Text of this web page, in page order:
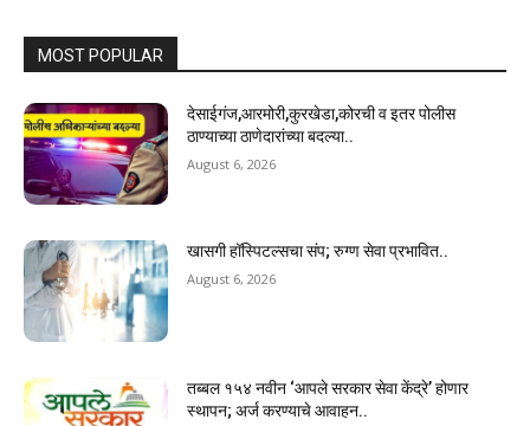
MOST POPULAR
देसाईगंज,आरमोरी,कुरखेडा,कोरची व इतर पोलीस
ठाण्याच्या ठाणेदारांच्या बदल्या..
August 6, 2026
खासगी हॉस्पिटल्सचा संप; रुग्ण सेवा प्रभावित..
August 6, 2026
तब्बल १५४ नवीन ‘आपले सरकार सेवा केंद्रे’ होणार
स्थापन; अर्ज करण्याचे आवाहन..